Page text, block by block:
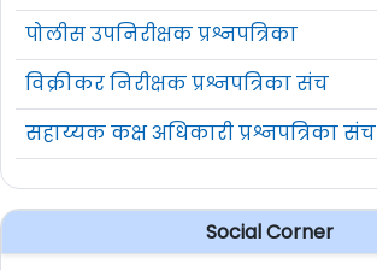
पोलीस उपनिरीक्षक प्रश्नपत्रिका
विक्रीकर निरीक्षक प्रश्नपत्रिका संच
सहाय्यक कक्ष अधिकारी प्रश्नपत्रिका संच
Social Corner